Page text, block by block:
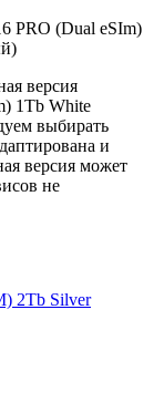
PRO (Dual eSIm)
версия
1Tb White
выбирать
и
версия может
не